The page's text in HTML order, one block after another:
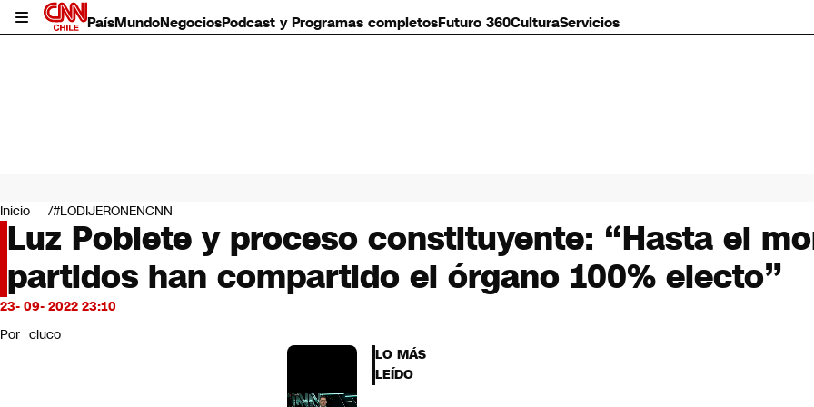
PaísMundoNegociosPodcast y Programas completosFuturo 360CulturaServicios
Mundo
Negocios
Deportes
Programas completos
Cultura
Servicios
Bits
CNN Data
Inicio #LODIJERONENCNN
Luz Poblete y proceso constituyente: “Hasta el
partidos han compartido el órgano 100% electo”
23- 09- 2022 23:10
Por cluco
LO MÁS
LEÍDO